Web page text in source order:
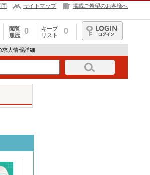
問 サイトマップ 掲載ご希望のお客様へ
閲覧
履歴
0
キープ
リスト
0
ログイン
求人情報詳細